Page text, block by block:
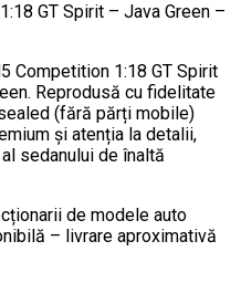
GT Spirit – Java Green –
Competition 1:18 GT Spirit
Reprodusă cu fidelitate
(fără părți mobile)
și atenția la detalii,
sedanului de înaltă
de modele auto
– livrare aproximativă